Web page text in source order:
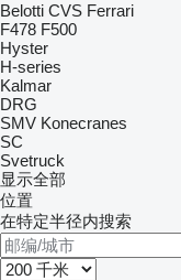
Belotti CVS Ferrari
F478 F500
Hyster
H-series
Kalmar
DRG
SMV Konecranes
SC
Svetruck
显示全部
位置
在特定半径内搜索